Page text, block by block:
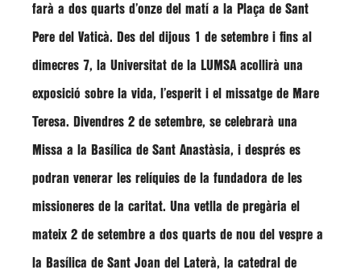
farà a dos quarts d’onze del matí a la Plaça de Sant
Pere del Vaticà. Des del dijous 1 de setembre i fins al
dimecres 7, la Universitat de la LUMSA acollirà una
exposició sobre la vida, l’esperit i el missatge de Mare
Teresa. Divendres 2 de setembre, se celebrarà una
Missa a la Basílica de Sant Anastàsia, i després es
podran venerar les relíquies de la fundadora de les
missioneres de la caritat. Una vetlla de pregària el
mateix 2 de setembre a dos quarts de nou del vespre a
la Basílica de Sant Joan del Laterà, la catedral de